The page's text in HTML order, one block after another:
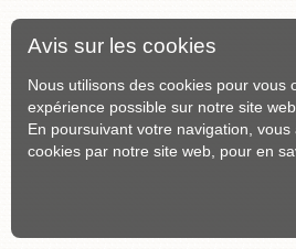
Avis sur les cookies
Nous utilisons des cookies pour vous
expérience possible sur notre site web.
En poursuivant votre navigation,
cookies par notre site web, pour en